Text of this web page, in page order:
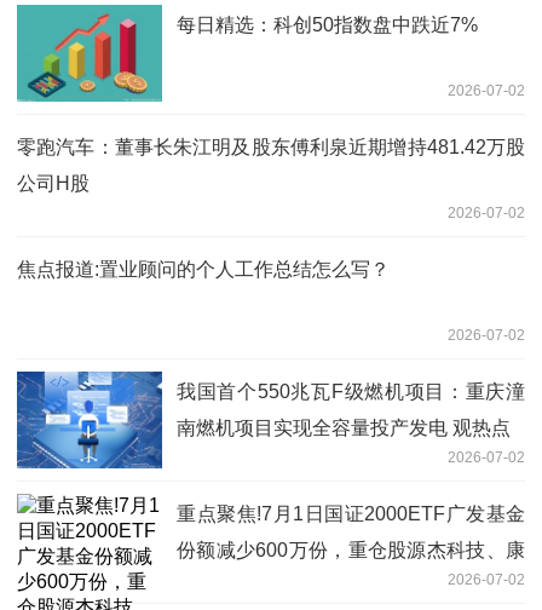
每日精选：科创50指数盘中跌近7%
2026-07-02
零跑汽车：董事长朱江明及股东傅利泉近期增持481.42万股
公司H股
2026-07-02
焦点报道:置业顾问的个人工作总结怎么写？
2026-07-02
我国首个550兆瓦F级燃机项目：重庆潼
南燃机项目实现全容量投产发电 观热点
2026-07-02
重点聚焦!7月1日国证2000ETF广发基金
份额减少600万份，重仓股源杰科技、康
2026-07-02